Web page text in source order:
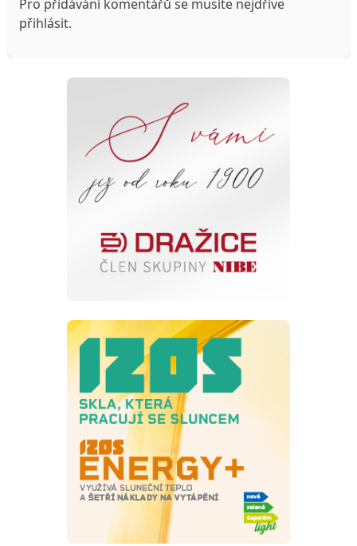
Pro přidávání komentářů se musíte nejdříve
přihlásit.